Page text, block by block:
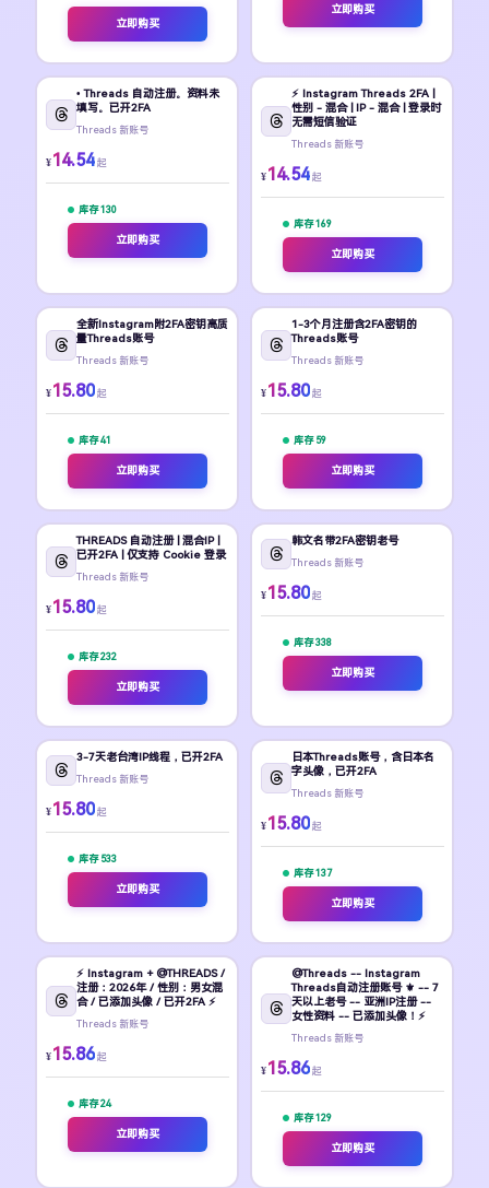
立即购买
立即购买
• Threads 自动注册。资料未
填写。已开2FA
Threads 新账号
¥14.54 起
库存 130
立即购买
⚡️ Instagram Threads 2FA |
性别 - 混合 | IP - 混合 | 登录时
无需短信验证
Threads 新账号
¥14.54 起
库存 169
立即购买
全新Instagram附2FA密钥高质
量Threads账号
Threads 新账号
¥15.80 起
库存 41
立即购买
1-3个月注册含2FA密钥的
Threads账号
Threads 新账号
¥15.80 起
库存 59
立即购买
THREADS 自动注册 | 混合IP |
已开2FA | 仅支持 Cookie 登录
Threads 新账号
¥15.80 起
库存 232
立即购买
韩文名带2FA密钥老号
Threads 新账号
¥15.80 起
库存 338
立即购买
3-7天老台湾IP线程，已开2FA
Threads 新账号
¥15.80 起
库存 533
立即购买
日本Threads账号，含日本名
字头像，已开2FA
Threads 新账号
¥15.80 起
库存 137
立即购买
⚡ Instagram + @THREADS /
注册：2026年 / 性别：男女混
合 / 已添加头像 / 已开2FA ⚡
Threads 新账号
¥15.86 起
库存 24
立即购买
@Threads -- Instagram
Threads自动注册账号 ⚜️ -- 7
天以上老号 -- 亚洲IP注册 --
女性资料 -- 已添加头像！⚡
Threads 新账号
¥15.86 起
库存 129
立即购买